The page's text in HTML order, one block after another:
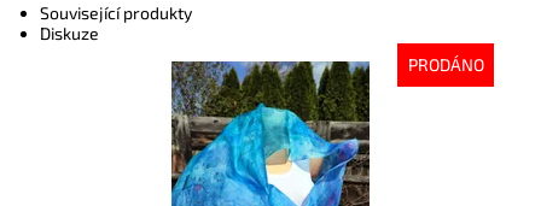
Související produkty
Diskuze
PRODÁNO
Vyprodáno
6438